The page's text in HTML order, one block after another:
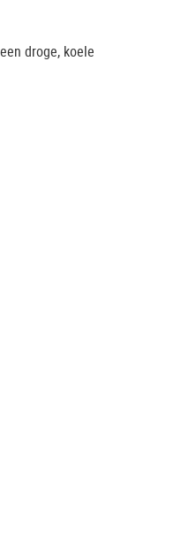
droge, koele